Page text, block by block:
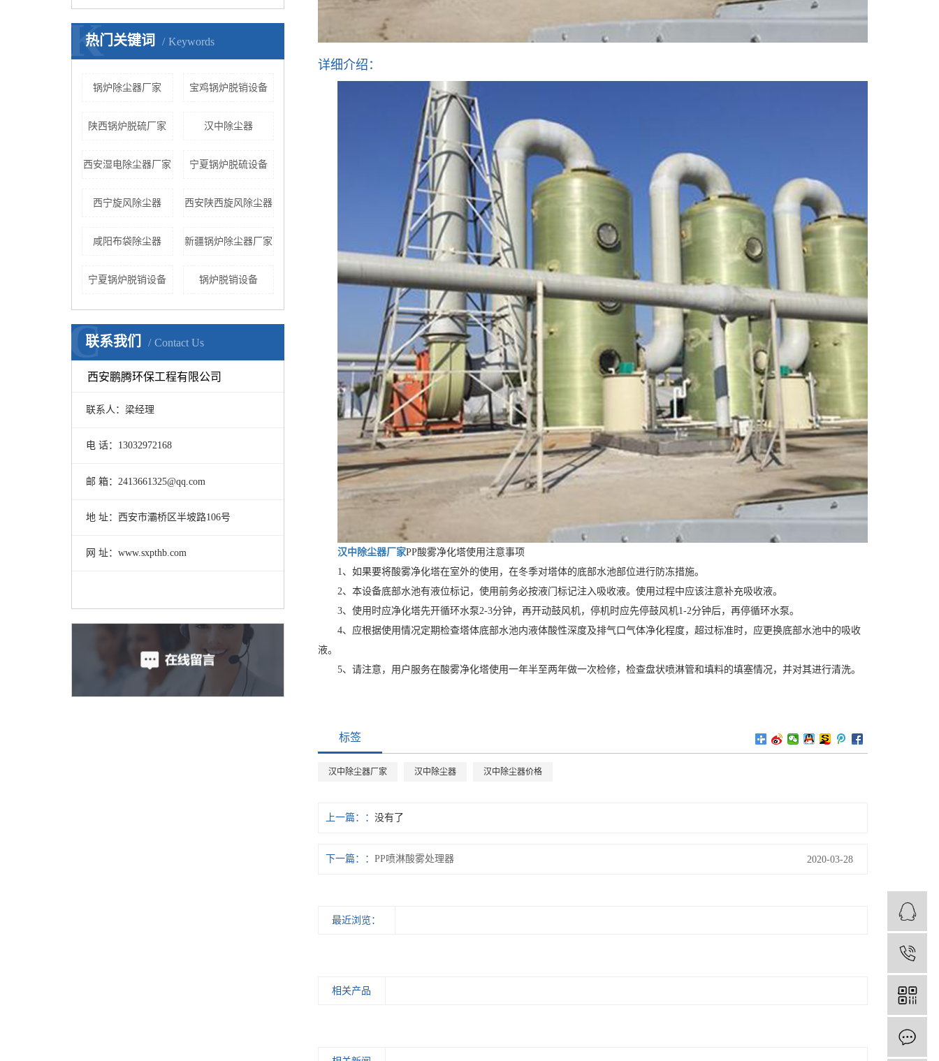
热门关键词 Keywords
K
锅炉除尘器厂家 宝鸡锅炉脱销设备
陕西锅炉脱硫厂家 汉中除尘器
西安湿电除尘器厂家 宁夏锅炉脱硫设备
西宁旋风除尘器 西安陕西旋风除尘器
咸阳布袋除尘器 新疆锅炉除尘器厂家
宁夏锅炉脱销设备 锅炉脱销设备
联系我们 Contact Us
C
西安鹏腾环保工程有限公司
联系人：梁经理
电 话：13032972168
邮 箱：2413661325@qq.com
地 址：西安市灞桥区半坡路106号
网 址：www.sxpthb.com
详细介绍：
汉中除尘器厂家PP酸雾净化塔使用注意事项
1、如果要将酸雾净化塔在室外的使用，在冬季对塔体的底部水池部位进行防冻措施。
2、本设备底部水池有液位标记，使用前务必按液门标记注入吸收液。使用过程中应该注意补充吸收液。
3、使用时应净化塔先开循环水泵2-3分钟，再开动鼓风机，停机时应先停鼓风机1-2分钟后，再停循环水泵。
4、应根据使用情况定期检查塔体底部水池内液体酸性深度及排气口气体净化程度，超过标准时，应更换底部水池中的吸收
液。
5、请注意，用户服务在酸雾净化塔使用一年半至两年做一次检修，检查盘状喷淋管和填料的填塞情况，并对其进行清洗。
标签
汉中除尘器厂家 汉中除尘器 汉中除尘器价格
上一篇： 没有了
下一篇： PP喷淋酸雾处理器 2020-03-28
最近浏览：
相关产品